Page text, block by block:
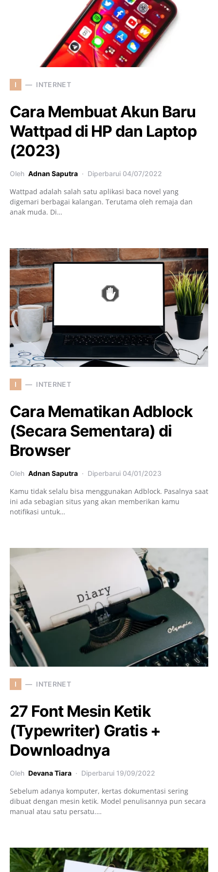
I INTERNET
Cara Membuat Akun Baru
Wattpad di HP dan Laptop
(2023)
Oleh Adnan Saputra Diperbarui 04/07/2022
Wattpad adalah salah satu aplikasi baca novel yang
digemari berbagai kalangan. Terutama oleh remaja dan
anak muda. Di…
I INTERNET
Cara Mematikan Adblock
(Secara Sementara) di
Browser
Oleh Adnan Saputra Diperbarui 04/01/2023
Kamu tidak selalu bisa menggunakan Adblock. Pasalnya saat
ini ada sebagian situs yang akan memberikan kamu
notifikasi untuk…
I INTERNET
27 Font Mesin Ketik
(Typewriter) Gratis +
Downloadnya
Oleh Devana Tiara Diperbarui 19/09/2022
Sebelum adanya komputer, kertas dokumentasi sering
dibuat dengan mesin ketik. Model penulisannya pun secara
manual atau satu persatu.…